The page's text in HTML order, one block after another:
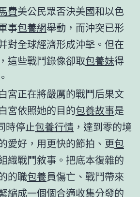
費美公民眾否決美國和以色
事包養網舉動，而沖突已形
對全球經濟形成沖擊。但在
，這些戰鬥錄像卻取包養妹得
宮正在將嚴厲的戰鬥后果文
宮依照她的目的包養故事是
時停止包養行情 ，達到零的境
愛好，用更快的節拍、更包
織戰鬥敘事。把底本復雜的
的職包養員傷亡、戰鬥帶來
成一個個合適收集分發的